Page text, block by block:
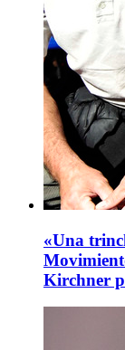
«Una
Kirchner